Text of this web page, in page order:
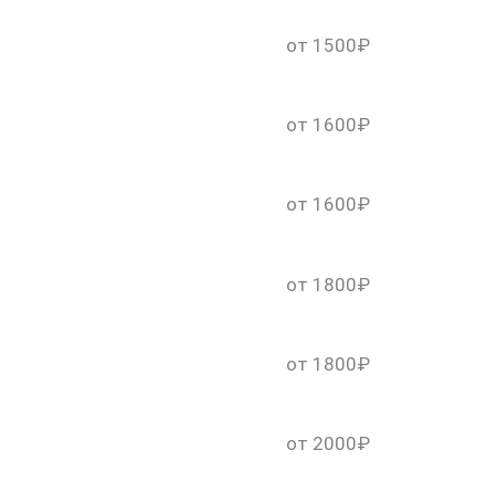
от 1500₽
от 1600₽
от 1600₽
от 1800₽
от 1800₽
от 2000₽